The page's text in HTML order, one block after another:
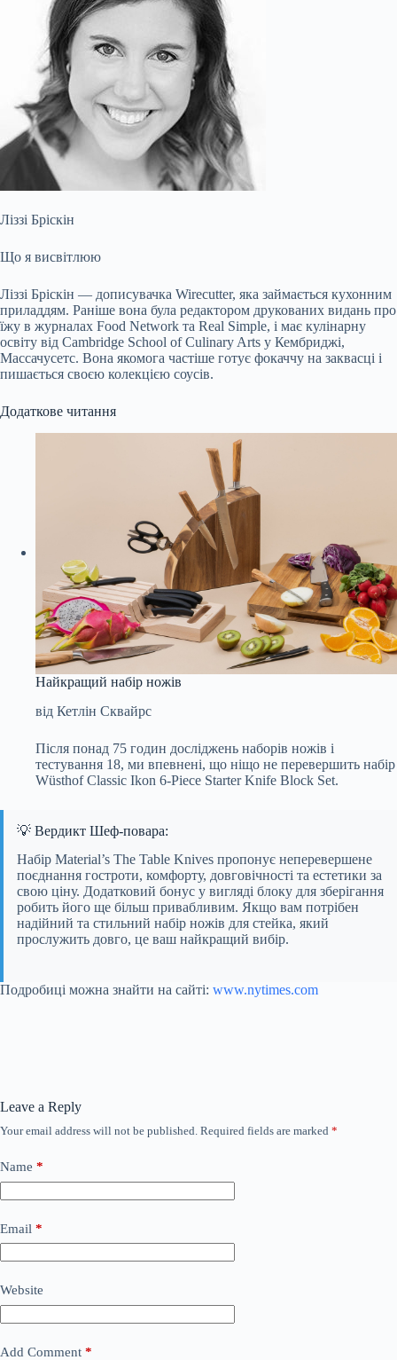
Ліззі Бріскін
Що я висвітлюю
Ліззі Бріскін — дописувачка Wirecutter, яка займається кухонним
приладдям. Раніше вона була редактором друкованих видань про
їжу в журналах Food Network та Real Simple, і має кулінарну
освіту від Cambridge School of Culinary Arts у Кембриджі,
Массачусетс. Вона якомога частіше готує фокаччу на заквасці і
пишається своєю колекцією соусів.
Додаткове читання
Найкращий набір ножів
від Кетлін Сквайрс
Після понад 75 годин досліджень наборів ножів і
тестування 18, ми впевнені, що ніщо не перевершить набір
Wüsthof Classic Ikon 6-Piece Starter Knife Block Set.
💡 Вердикт Шеф-повара:
Набір Material’s The Table Knives пропонує неперевершене
поєднання гостроти, комфорту, довговічності та естетики за
свою ціну. Додатковий бонус у вигляді блоку для зберігання
робить його ще більш привабливим. Якщо вам потрібен
надійний та стильний набір ножів для стейка, який
прослужить довго, це ваш найкращий вибір.
Подробиці можна знайти на сайті: www.nytimes.com
Leave a Reply
Your email address will not be published. Required fields are marked *
Name *
Email *
Website
Add Comment *